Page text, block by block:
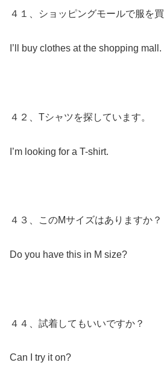
４１、ショッピングモールで服を買
I’ll buy clothes at the shopping mall.
４２、Tシャツを探しています。
I’m looking for a T-shirt.
４３、このMサイズはありますか？
Do you have this in M size?
４４、試着してもいいですか？
Can I try it on?